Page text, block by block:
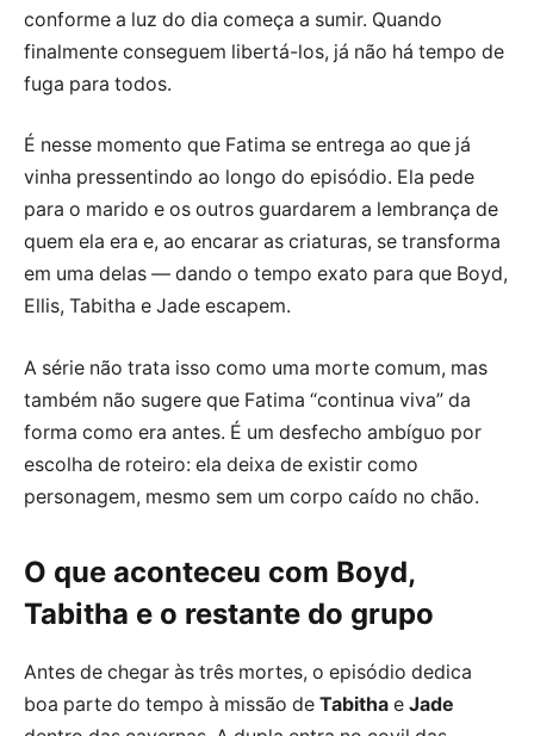
conforme a luz do dia começa a sumir. Quando
finalmente conseguem libertá-los, já não há tempo de
fuga para todos.
É nesse momento que Fatima se entrega ao que já
vinha pressentindo ao longo do episódio. Ela pede
para o marido e os outros guardarem a lembrança de
quem ela era e, ao encarar as criaturas, se transforma
em uma delas — dando o tempo exato para que Boyd,
Ellis, Tabitha e Jade escapem.
A série não trata isso como uma morte comum, mas
também não sugere que Fatima “continua viva” da
forma como era antes. É um desfecho ambíguo por
escolha de roteiro: ela deixa de existir como
personagem, mesmo sem um corpo caído no chão.
O que aconteceu com Boyd,
Tabitha e o restante do grupo
Antes de chegar às três mortes, o episódio dedica
boa parte do tempo à missão de Tabitha e Jade